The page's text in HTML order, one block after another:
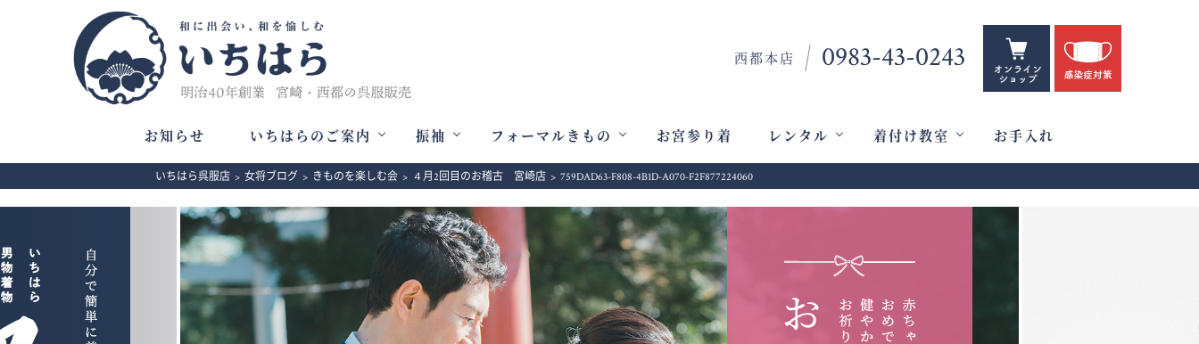
西都本店 0983-43-0243
お知らせ いちはらのご案内 振袖 フォーマルきもの お宮参り着 レンタル 着付け教室 お手入れ
いちはら呉服店 > 女将ブログ > きものを楽しむ会 > ４月2回目のお稽古 宮崎店 > 759DAD63-F808-4B1D-A070-F2F877224060